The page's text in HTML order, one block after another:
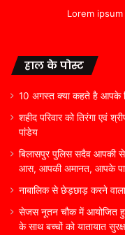
Lorem
हाल के पोस्ट
10 अगस्त क्या कहते है आपके
शहीद परिवार को तिरंगा एवं
पांडेय
बिलासपुर पुलिस सदैव आपकी
आस, आपकी अमानत, आपके
नाबालिक से छेड़छाड़ करने वाला
सेजस नूतन चौक में आयोजित हुआ
के साथ बच्चों को यातायात